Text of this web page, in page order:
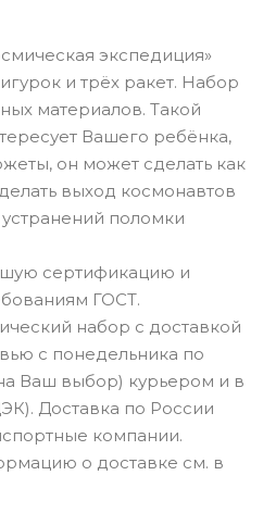
экспедиция»
и трёх ракет. Набор
материалов. Такой
Вашего ребёнка,
он может сделать как
выход космонавтов
поломки
сертификацию и
ГОСТ.
набор с доставкой
с понедельника по
Ваш выбор) курьером и в
Доставка по России
компании.
о доставке см. в